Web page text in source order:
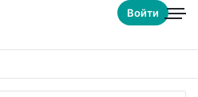
Войти